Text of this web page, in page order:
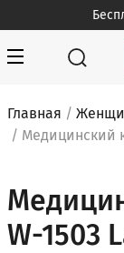
to
contentMILWHITE —
Главная /
/ Медицинский
W-1503